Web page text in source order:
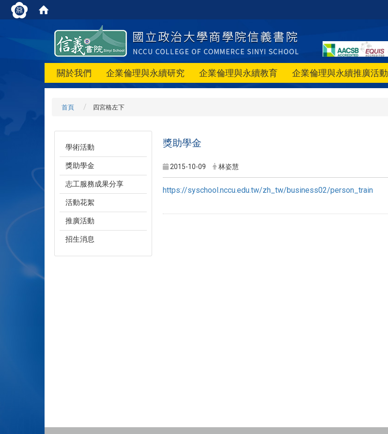
關於我們 企業倫理與永續研究 企業倫理與永續教育 企業倫理與永續推廣活動
首頁 四宮格左下
學術活動
獎助學金
志工服務成果分享
活動花絮
推廣活動
招生消息
獎助學金
2015-10-09 林姿慧
https://syschool.nccu.edu.tw/zh_tw/business02/person_train